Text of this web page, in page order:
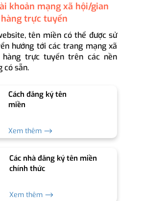
khoản mạng xã hội/gian
hàng trực tuyến
tên miền có thể được sử
hướng tới các trang mạng xã
hàng trực tuyến trên các nền
có sẵn.
Cách đăng ký tên
miền
Xem thêm ⟶
Các nhà đăng ký tên miền
chính thức
Xem thêm ⟶